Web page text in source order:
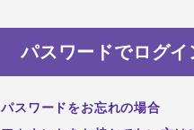
パスワードでログイ
パスワードをお忘れの場合